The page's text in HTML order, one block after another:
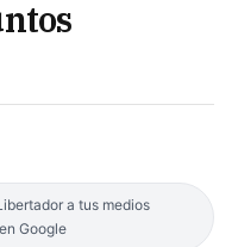
a tus medios
Google